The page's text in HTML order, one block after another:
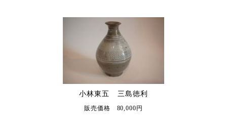
小林東五 三島徳利
販売価格 80,000円